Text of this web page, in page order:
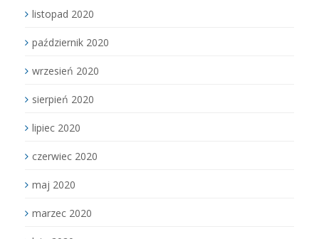
listopad 2020
październik 2020
wrzesień 2020
sierpień 2020
lipiec 2020
czerwiec 2020
maj 2020
marzec 2020